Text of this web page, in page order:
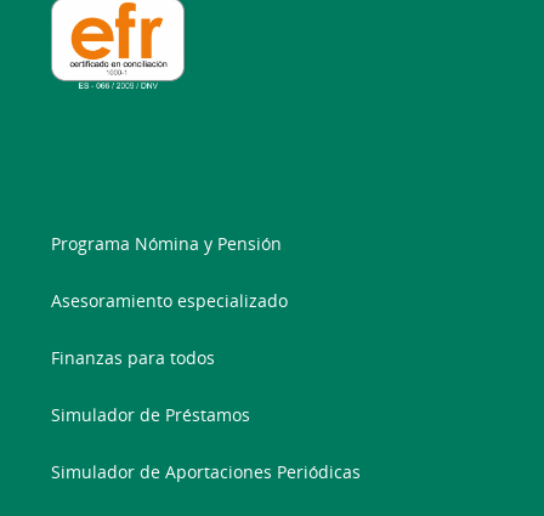
Programa Nómina y Pensión
Asesoramiento especializado
Finanzas para todos
Simulador de Préstamos
Simulador de Aportaciones Periódicas